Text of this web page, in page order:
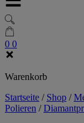
0 0
Warenkorb
Startseite / Shop /
Polieren /